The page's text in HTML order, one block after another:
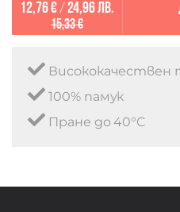
12,76 €/ 24,96 лв.
15,33 €
Висококачествен
100% памук
Пране до 40°C